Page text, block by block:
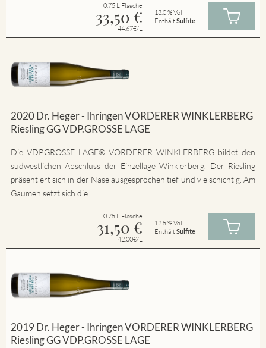
0.75 L Flasche
33,50 €
44.67€/L
13.0 % Vol
EnthältSulfite
2020 Dr. Heger - Ihringen VORDERER WINKLERBERG
Riesling GG VDP.GROSSE LAGE
Die VDP.GROSSE LAGE® VORDERER WINKLERBERG bildet den
südwestlichen Abschluss der Einzellage Winklerberg. Der Riesling
präsentiert sich in der Nase ausgesprochen tief und vielschichtig. Am
Gaumen setzt sich die...
0.75 L Flasche
31,50 €
42.00€/L
12.5 % Vol
EnthältSulfite
2019 Dr. Heger - Ihringen VORDERER WINKLERBERG
Riesling GG VDP.GROSSE LAGE